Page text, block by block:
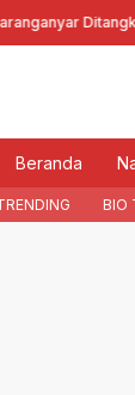
Ditangkap
Beranda
BIO